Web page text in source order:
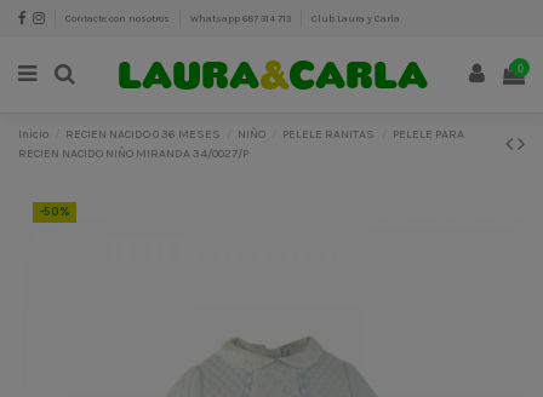
Contacte con nosotros Whatsapp 687 314 713 Club Laura y Carla
0
Inicio RECIEN NACIDO 0 36 MESES NIÑO PELELE RANITAS
PELELE PARA
RECIEN NACIDO NIÑO MIRANDA 34/0027/P
-50%